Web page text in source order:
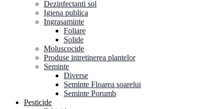
Dezinfectanti sol
Igiena publica
Ingrasaminte
Foliare
Solide
Moluscocide
Produse intretinerea plantelor
Seminte
Diverse
Seminte Floarea soarelui
Seminte Porumb
Pesticide